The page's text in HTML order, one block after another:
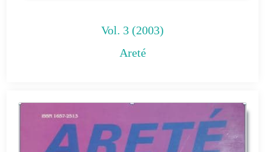
Vol. 3 (2003)
Areté